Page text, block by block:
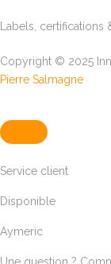
Labels, certifications
Copyright © 2025
Pierre Salmagne
Service client
Disponible
Aymeric